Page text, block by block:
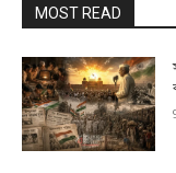
MOST READ